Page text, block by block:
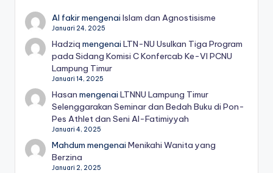
Al fakirmengenaiIslam dan Agnostisisme
Januari 24, 2025
Hadziq mengenaiLTN-NU Usulkan Tiga Program
pada Sidang Komisi C Konfercab Ke-VI PCNU
Lampung Timur
Januari 14, 2025
Hasan mengenaiLTNNU Lampung Timur
Selenggarakan Seminar dan Bedah Buku di Pon-
Pes Athlet dan Seni Al-Fatimiyyah
Januari 4, 2025
Mahdum mengenaiMenikahi Wanita yang
Berzina
Januari 2, 2025